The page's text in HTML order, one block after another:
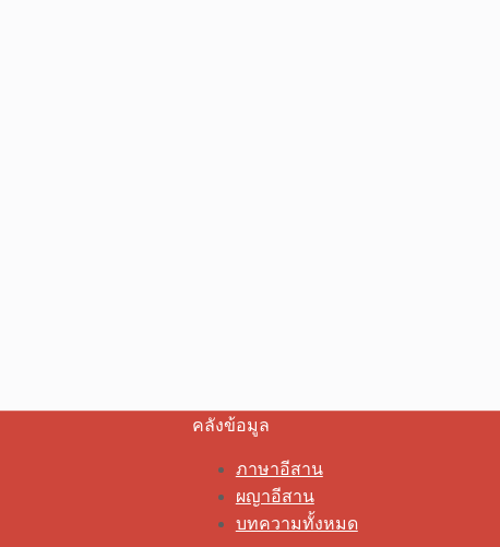
คลังข้อมูล
ภาษาอีสาน
ผญาอีสาน
บทความทั้งหมด